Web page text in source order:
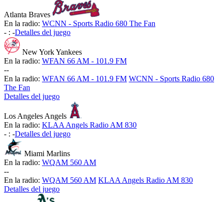
Atlanta Braves
En la radio: WCNN - Sports Radio 680 The Fan
- : -Detalles del juego
New York Yankees
En la radio: WFAN 66 AM - 101.9 FM
--
En la radio: WFAN 66 AM - 101.9 FM WCNN - Sports Radio 680
The Fan
Detalles del juego
Los Angeles Angels
En la radio: KLAA Angels Radio AM 830
- : -Detalles del juego
Miami Marlins
En la radio: WQAM 560 AM
--
En la radio: WQAM 560 AM KLAA Angels Radio AM 830
Detalles del juego